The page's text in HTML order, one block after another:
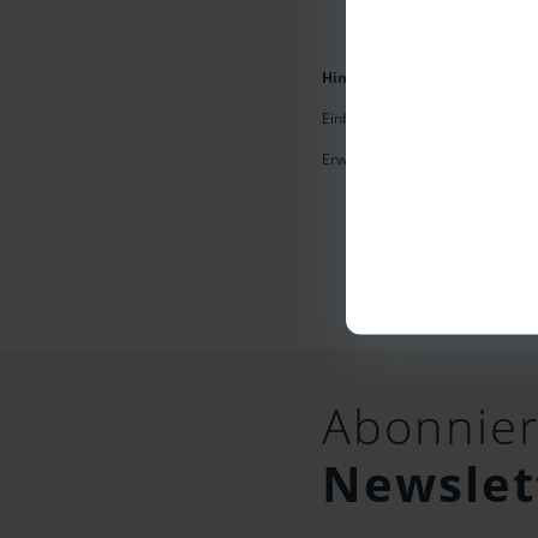
Hinweis: Erkennbare
Einfluss auf Umsatzgeschäfte
Erwartungen.